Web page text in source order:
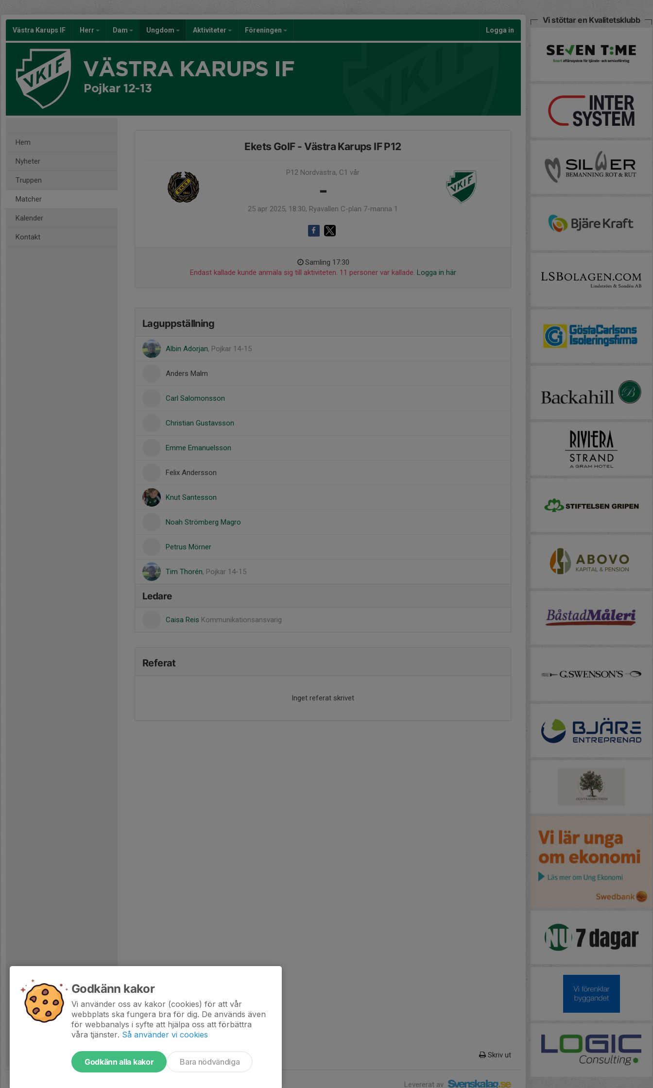
Västra Karups IF Herr Dam Ungdom Aktiviteter Föreningen Logga in
VÄSTRA KARUPS IF
Pojkar 12-13
Hem
Nyheter
Truppen
Matcher
Kalender
Kontakt
Ekets GoIF - Västra Karups IF P12
P12 Nordvästra, C1 vår
-
25 apr 2025, 18:30, Ryavallen C-plan 7-manna 1
Samling 17:30
Endast kallade kunde anmäla sig till aktiviteten. 11 personer var kallade. Logga in här
Laguppställning
Albin Adorjan, Pojkar 14-15
Anders Malm
Carl Salomonsson
Christian Gustavsson
Emme Emanuelsson
Felix Andersson
Knut Santesson
Noah Strömberg Magro
Petrus Mörner
Tim Thorén, Pojkar 14-15
Ledare
Caisa Reis Kommunikationsansvarig
Referat
Inget referat skrivet
Skriv ut
Levererat av
Vi stöttar en Kvalitetsklubb
Godkänn kakor
Vi använder oss av kakor (cookies) för att vår
webbplats ska fungera bra för dig. De används även
för webbanalys i syfte att hjälpa oss att förbättra
våra tjänster. Så använder vi cookies
Godkänn alla kakor Bara nödvändiga